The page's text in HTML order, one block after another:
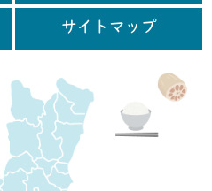
サイトマップ